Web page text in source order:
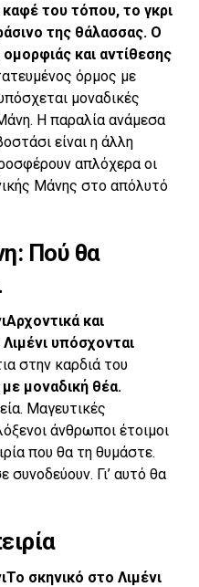
του τόπου, το γκρι
της θάλασσας. Ο
και αντίθεσης
όρμος με
μοναδικές
Η παραλία ανάμεσα
είναι η άλλη
απλόχερα οι
Μάνης στο απόλυτό
Πού θα
Αρχοντικά και
υπόσχονται
στην καρδιά του
μοναδική θέα.
Μαγευτικές
άνθρωποι έτοιμοι
που θα τη θυμάστε.
συνοδεύουν. Γι’ αυτό θα
Το σκηνικό στο Λιμένι